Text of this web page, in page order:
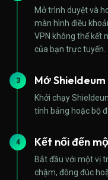
Mở trình duyệt và
màn hình điều
VPN không thể kết
của bạn trực tuyến.
3 Mở Shieldeum
Khởi chạy
tính bảng hoặc bộ
4 Kết nối đến
Bắt đầu với một vị
chậm, đông đúc